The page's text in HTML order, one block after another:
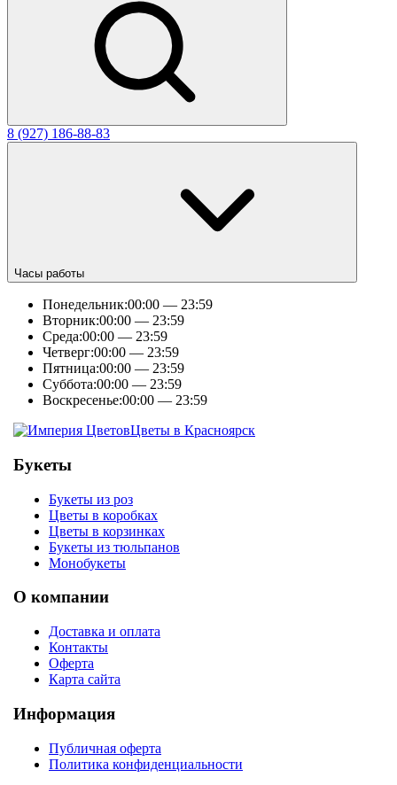
8 (927) 186-88-83
Часы работы
Понедельник:00:00 — 23:59
Вторник:00:00 — 23:59
Среда:00:00 — 23:59
Четверг:00:00 — 23:59
Пятница:00:00 — 23:59
Суббота:00:00 — 23:59
Воскресенье:00:00 — 23:59
Цветы в Красноярск
Букеты
Букеты из роз
Цветы в коробках
Цветы в корзинках
Букеты из тюльпанов
Монобукеты
О компании
Доставка и оплата
Контакты
Оферта
Карта сайта
Информация
Публичная оферта
Политика конфиденциальности